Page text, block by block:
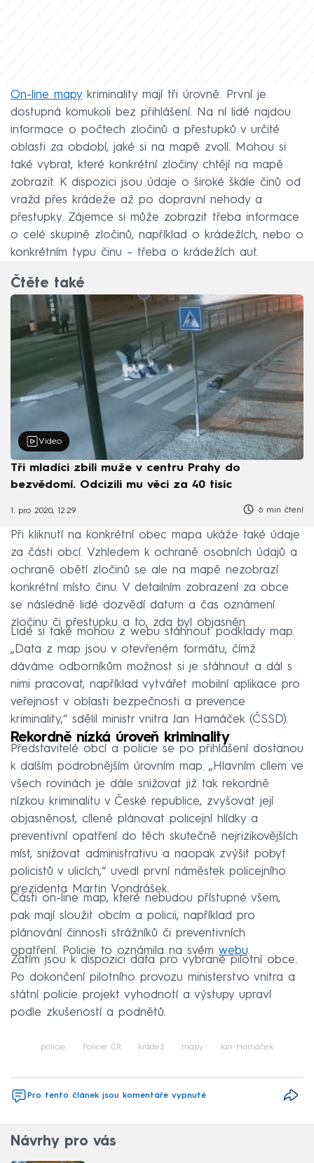
On-line mapykriminality mají tři úrovně. První je
dostupná komukoli bez přihlášení. Na ní lidé najdou
informace o počtech zločinů a přestupků v určité
oblasti za období, jaké si na mapě zvolí. Mohou si
také vybrat, které konkrétní zločiny chtějí na mapě
zobrazit. K dispozici jsou údaje o široké škále činů od
vražd přes krádeže až po dopravní nehody a
přestupky. Zájemce si může zobrazit třeba informace
o celé skupině zločinů, například o krádežích, nebo o
konkrétním typu činu – třeba o krádežích aut.
Čtěte také
Video
Tři mladíci zbili muže v centru Prahy do
bezvědomí. Odcizili mu věci za 40 tisíc
1. pro 2020, 12:29 6 min čtení
Při kliknutí na konkrétní obec mapa ukáže také údaje
za části obcí. Vzhledem k ochraně osobních údajů a
ochraně obětí zločinů se ale na mapě nezobrazí
konkrétní místo činu. V detailním zobrazení za obce
se následně lidé dozvědí datum a čas oznámení
zločinu či přestupku a to, zda byl objasněn.
Lidé si také mohou z webu stáhnout podklady map.
„Data z map jsou v otevřeném formátu, čímž
dáváme odborníkům možnost si je stáhnout a dál s
nimi pracovat, například vytvářet mobilní aplikace pro
veřejnost v oblasti bezpečnosti a prevence
kriminality,“ sdělil ministr vnitra Jan Hamáček (ČSSD).
Rekordně nízká úroveň kriminality
Představitelé obcí a policie se po přihlášení dostanou
k dalším podrobnějším úrovním map. „Hlavním cílem ve
všech rovinách je dále snižovat již tak rekordně
nízkou kriminalitu v České republice, zvyšovat její
objasněnost, cíleně plánovat policejní hlídky a
preventivní opatření do těch skutečně nejrizikovějších
míst, snižovat administrativu a naopak zvýšit pobyt
policistů v ulicích,“ uvedl první náměstek policejního
prezidenta Martin Vondrášek.
Části on-line map, které nebudou přístupné všem,
pak mají sloužit obcím a policii, například pro
plánování činnosti strážníků či preventivních
opatření. Policie to oznámila na svém webu.
Zatím jsou k dispozici data pro vybrané pilotní obce.
Po dokončení pilotního provozu ministerstvo vnitra a
státní policie projekt vyhodnotí a výstupy upraví
podle zkušeností a podnětů.
policie Policie ČR krádež mapy Jan Hamáček
Pro tento článek jsou komentáře vypnuté
Návrhy pro vás